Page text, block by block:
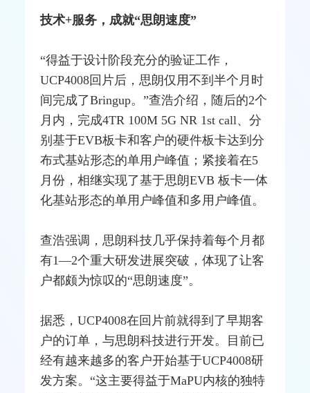
技术+服务，成就“思朗速度”
“得益于设计阶段充分的验证工作，
UCP4008回片后，思朗仅用不到半个月时
间完成了Bringup。”查浩介绍，随后的2个
月内，完成4TR 100M 5G NR 1st call、分
别基于EVB板卡和客户的硬件板卡达到分
布式基站形态的单用户峰值；紧接着在5
月份，相继实现了基于思朗EVB 板卡一体
化基站形态的单用户峰值和多用户峰值。
查浩强调，思朗科技几乎保持着每个月都
有1—2个重大研发进展突破，体现了让客
户都颇为惊叹的“思朗速度”。
据悉，UCP4008在回片前就得到了早期客
户的订单，与思朗科技进行开发。目前已
经有越来越多的客户开始基于UCP4008研
发方案。“这主要得益于MaPU内核的独特